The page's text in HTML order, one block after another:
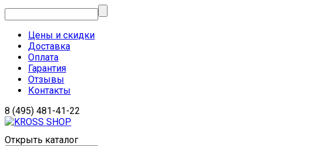
Цены и скидки
Доставка
Оплата
Гарантия
Отзывы
Контакты
8 (495) 481-41-22
Открыть каталог